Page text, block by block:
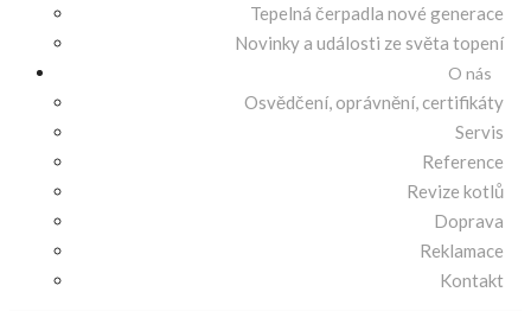
Tepelná čerpadla nové generace
Novinky a události ze světa topení
O nás
Osvědčení, oprávnění, certifikáty
Servis
Reference
Revize kotlů
Doprava
Reklamace
Kontakt